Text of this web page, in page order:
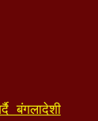
बंगलादेशी